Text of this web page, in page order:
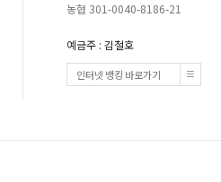
농협 301-0040-8186-21
예금주 : 김철호
인터넷 뱅킹 바로가기